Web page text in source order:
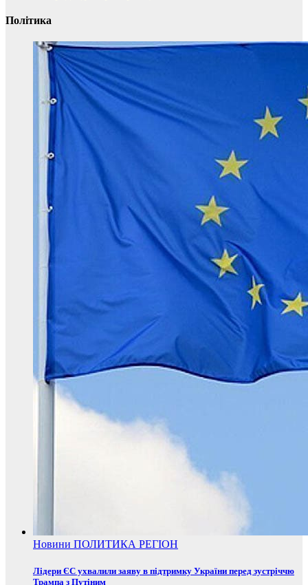
Політика
Новини ПОЛИТИКА РЕГІОН
Лідери ЄС ухвалили заяву в підтримку України перед зустріччю
Трампа з Путіним